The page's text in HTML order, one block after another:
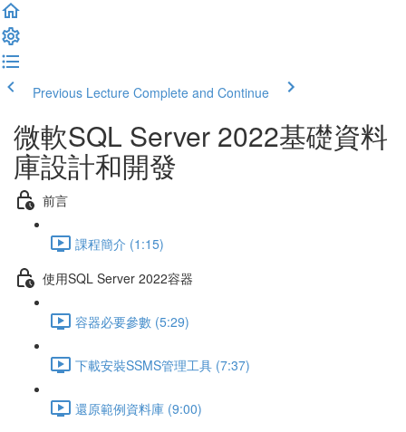
Previous Lecture Complete and Continue
微軟SQL Server 2022基礎資料
庫設計和開發
前言
課程簡介 (1:15)
使用SQL Server 2022容器
容器必要參數 (5:29)
下載安裝SSMS管理工具 (7:37)
還原範例資料庫 (9:00)